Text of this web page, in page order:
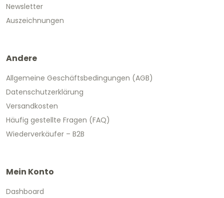
Newsletter
Auszeichnungen
Andere
Allgemeine Geschäftsbedingungen (AGB)
Datenschutzerklärung
Versandkosten
Häufig gestellte Fragen (FAQ)
Wiederverkäufer – B2B
Mein Konto
Dashboard